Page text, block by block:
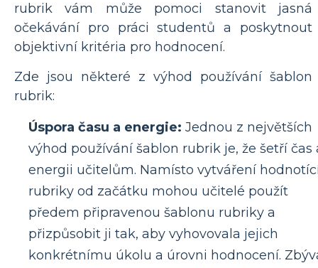
rubrik vám může pomoci stanovit jasná
očekávání pro práci studentů a poskytnout
objektivní kritéria pro hodnocení.
Zde jsou některé z výhod používání šablon
rubrik:
Úspora času a energie: Jednou z největších
výhod používání šablon rubrik je, že šetří čas
energii učitelům. Namísto vytváření
rubriky od začátku mohou učitelé použít
předem připravenou šablonu rubriky a
přizpůsobit ji tak, aby vyhovovala jejich
konkrétnímu úkolu a úrovni hodnocení.